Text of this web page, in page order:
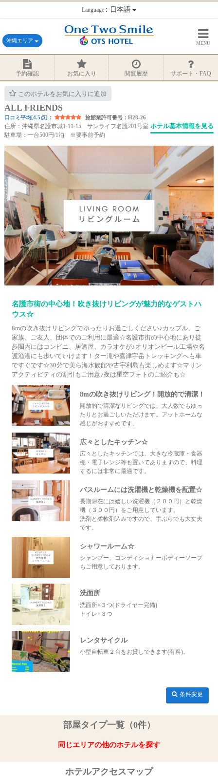
Language：日本語
沖縄エリア MENU
予約確認 お気に入り 閲覧履歴 サポート・FAQ
このホテルをお気に入りに追加
ALL FRIENDS
口コミ平均[4.5点]： 旅館業許可番号：H28-26
住所：沖縄県名護市城1-11-15 サンライフ名護201号室
駐車場：一台500円/1泊 ※要事前予約
ホテル基本情報を見る
名護市街の中心地！吹き抜けリビングが魅力的なゲストハ
ウス☆
8mの吹き抜けリビングでゆったりお過ごしください♪カップル、ご
家族、ご友人、団体でのご利用に最適☆名護市街の中心地にあり徒
歩圏内にはコンビニ、居酒屋、カラオケが♪オリオンビール工場や名
護漁港にも歩いていけます！ター滝や嘉津宇岳トレッキングへも車
ですぐです☆30分で美ら海水族館や古宇利島も楽しめます☆マリン
アクティビティの割引もご用意♪夜は星空フォトのご紹介も☆
8mの吹き抜けリビング！開放的で清潔！
開放的で清潔なリビングでは、大人数でもゆっ
たりとお過ごしいただけます。アットホームな
感じがおすすめです。
広々としたキッチン☆
広々としたキッチンでは、大きな冷蔵庫・食器
棚・電子レンジ等も置いてありますので、料理
するには非常に最適です。
バスルームには洗濯機と乾燥機を配置☆
長期滞在には嬉しい洗濯機（２００円）と乾燥
機（３００円）をご用意しています。
洗剤と柔軟剤込みですので、手ぶらでも大丈夫
です。
シャワールーム☆
シャンプー、コンディショナーボディーソープ
もご用意しております。
洗面所
洗面所×３つ(ドライヤー完備)
トイレ×３つ
レンタサイクル
小型自転車２台をお貸しできます(有料)。
条件変更
部屋タイプ一覧（0件）
同じエリアの他のホテルを探す
ホテルアクセスマップ